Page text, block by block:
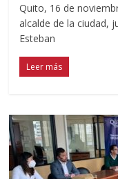
Quito, 16 de
alcalde de la ciudad,
Esteban
Leer más